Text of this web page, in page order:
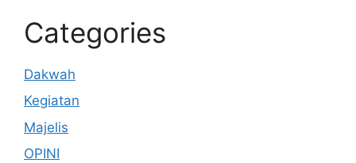
Categories
Dakwah
Kegiatan
Majelis
OPINI